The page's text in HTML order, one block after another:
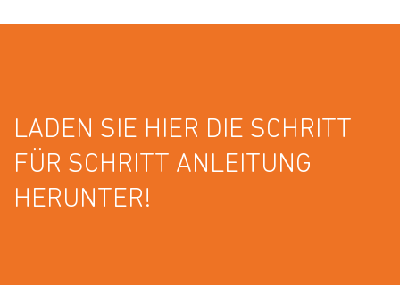
LADEN SIE HIER DIE SCHRITT
FÜR SCHRITT ANLEITUNG
HERUNTER!